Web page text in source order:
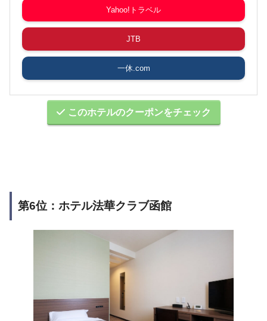
Yahoo!トラベル
JTB
一休.com
このホテルのクーポンをチェック
第6位：ホテル法華クラブ函館